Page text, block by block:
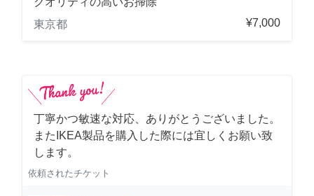
東京都
¥7,000
丁寧かつ敏速な対応、ありがとうございました。
またIKEA製品を購入した際には宜しくお願い致
します。
依頼されたチケット